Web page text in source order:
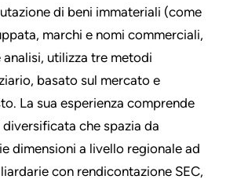
di beni immateriali (come
marchi e nomi commerciali,
analisi, utilizza tre metodi
basato sul mercato e
La sua esperienza comprende
che spazia da
dimensioni a livello regionale ad
con rendicontazione SEC,